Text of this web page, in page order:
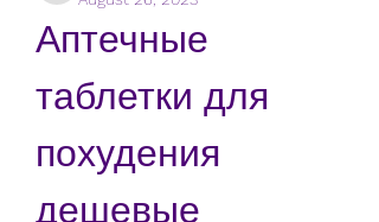
Аптечные
таблетки для
похудения
дешевые